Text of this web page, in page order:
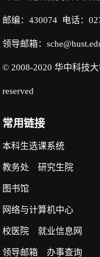
邮编：430074 电话：
领导邮箱：
© 2008-2020 华中科技
reserved
常用链接
本科生选课系统
教务处 研究生院
图书馆
网络与计算机中心
校医院 就业信息网
领导邮箱 办事查询